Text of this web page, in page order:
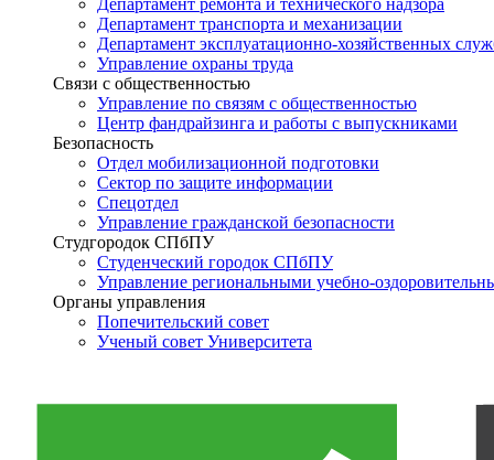
Департамент транспорта и механизации
Департамент эксплуатационно-хозяйственных
Управление охраны труда
Связи с общественностью
Управление по связям с общественностью
Центр фандрайзинга и работы с выпускниками
Безопасность
Отдел мобилизационной подготовки
Сектор по защите информации
Спецотдел
Управление гражданской безопасности
Студгородок СПбПУ
Студенческий городок СПбПУ
Управление региональными учебно-
Органы управления
Попечительский совет
Ученый совет Университета